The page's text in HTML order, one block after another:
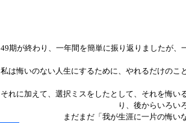
49期が終わり、一年間を簡単に振り返りましたが
私は悔いのない人生にするために、やれるだけの
それに加えて、選択ミスをしたとして、それを悔
り、後からいろい
まだまだ「我が生涯に一片の悔い